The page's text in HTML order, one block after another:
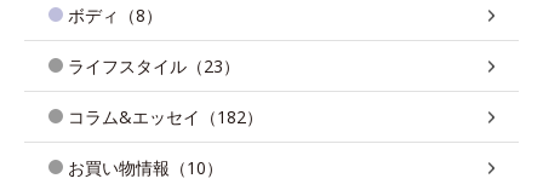
ボディ（8）
ライフスタイル（23）
コラム&エッセイ（182）
お買い物情報（10）